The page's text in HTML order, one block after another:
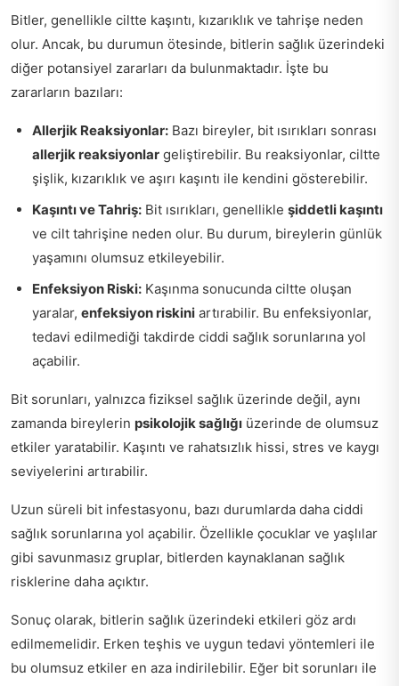
Bitler, genellikle ciltte kaşıntı, kızarıklık ve tahrişe neden
olur. Ancak, bu durumun ötesinde, bitlerin sağlık üzerindeki
diğer potansiyel zararları da bulunmaktadır. İşte bu
zararların bazıları:
Allerjik Reaksiyonlar: Bazı bireyler, bit ısırıkları sonrası
allerjik reaksiyonlar geliştirebilir. Bu reaksiyonlar, ciltte
şişlik, kızarıklık ve aşırı kaşıntı ile kendini gösterebilir.
Kaşıntı ve Tahriş: Bit ısırıkları, genellikle şiddetli kaşıntı
ve cilt tahrişine neden olur. Bu durum, bireylerin günlük
yaşamını olumsuz etkileyebilir.
Enfeksiyon Riski: Kaşınma sonucunda ciltte oluşan
yaralar, enfeksiyon riskini artırabilir. Bu enfeksiyonlar,
tedavi edilmediği takdirde ciddi sağlık sorunlarına yol
açabilir.
Bit sorunları, yalnızca fiziksel sağlık üzerinde değil, aynı
zamanda bireylerin psikolojik sağlığı üzerinde de olumsuz
etkiler yaratabilir. Kaşıntı ve rahatsızlık hissi, stres ve kaygı
seviyelerini artırabilir.
Uzun süreli bit infestasyonu, bazı durumlarda daha ciddi
sağlık sorunlarına yol açabilir. Özellikle çocuklar ve yaşlılar
gibi savunmasız gruplar, bitlerden kaynaklanan sağlık
risklerine daha açıktır.
Sonuç olarak, bitlerin sağlık üzerindeki etkileri göz ardı
edilmemelidir. Erken teşhis ve uygun tedavi yöntemleri ile
bu olumsuz etkiler en aza indirilebilir. Eğer bit sorunları ile